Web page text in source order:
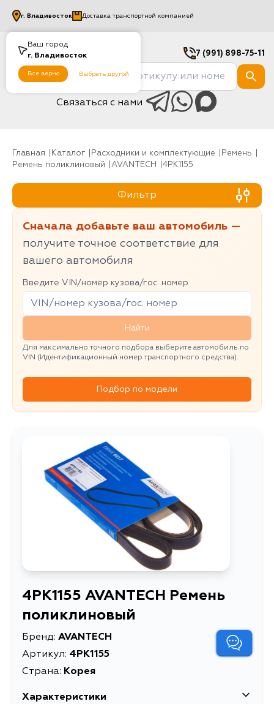
Ваш город
г. Владивосток
Все верно Выбрать другой
г. Владивосток Доставка транспортной компанией
7 (991) 898-75-11
Связаться с нами
Главная Каталог Расходники и комплектующие
Ремень
Ремень поликлиновый
AVANTECH 4PK1155
Фильтр
Сначала добавьте ваш автомобиль —
получите точное соответствие для
вашего автомобиля
Введите VIN/номер кузова/гос. номер
Найти
Для максимально точного подбора выберите автомобиль по
VIN (Идентификационный номер транспортного средства).
Подбор по модели
4PK1155 AVANTECH Ремень
поликлиновый
Бренд: AVANTECH
Артикул: 4PK1155
Страна: Корея
Характеристики